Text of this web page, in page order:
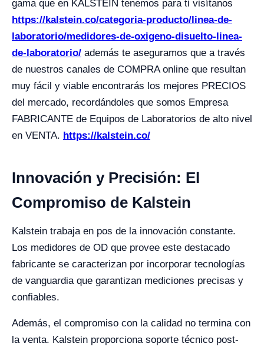
gama que en KALSTEIN tenemos para ti visítanos
https://kalstein.co/categoria-producto/linea-de-
laboratorio/medidores-de-oxigeno-disuelto-linea-
de-laboratorio/ además te aseguramos que a través
de nuestros canales de COMPRA online que resultan
muy fácil y viable encontrarás los mejores PRECIOS
del mercado, recordándoles que somos Empresa
FABRICANTE de Equipos de Laboratorios de alto nivel
en VENTA. https://kalstein.co/
Innovación y Precisión: El
Compromiso de Kalstein
Kalstein trabaja en pos de la innovación constante.
Los medidores de OD que provee este destacado
fabricante se caracterizan por incorporar tecnologías
de vanguardia que garantizan mediciones precisas y
confiables.
Además, el compromiso con la calidad no termina con
la venta. Kalstein proporciona soporte técnico post-